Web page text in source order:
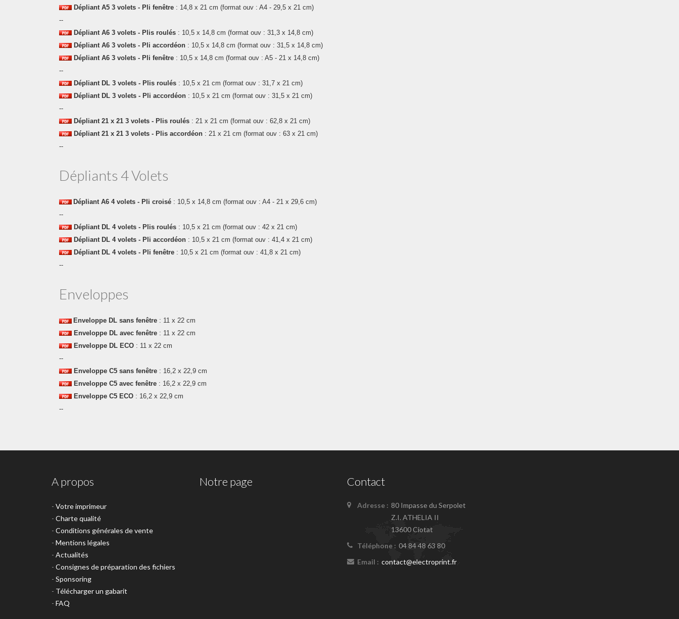
DépliantA5 3 volets - Pli fenêtre : 14,8 x 21 cm (format ouv : A4 - 29,5 x 21 cm)
--
DépliantA6 3 volets - Plis roulés : 10,5 x 14,8 cm (format ouv : 31,3 x 14,8 cm)
DépliantA6 3 volets - Pli accordéon : 10,5 x 14,8 cm (format ouv : 31,5 x 14,8 cm)
DépliantA6 3 volets - Pli fenêtre : 10,5 x 14,8 cm (format ouv : A5 - 21 x 14,8 cm)
--
DépliantDL 3 volets - Plis roulés : 10,5 x 21 cm (format ouv : 31,7 x 21 cm)
DépliantDL 3 volets - Pli accordéon : 10,5 x 21 cm (format ouv : 31,5 x 21 cm)
--
Dépliant21 x 21 3 volets - Plis roulés : 21 x 21 cm (format ouv : 62,8 x 21 cm)
Dépliant21 x 21 3 volets - Plis accordéon : 21 x 21 cm (format ouv : 63 x 21 cm)
--
Dépliants 4 Volets
DépliantA6 4 volets - Pli croisé : 10,5 x 14,8 cm (format ouv : A4 - 21 x 29,6 cm)
--
DépliantDL 4 volets - Plis roulés : 10,5 x 21 cm (format ouv : 42 x 21 cm)
DépliantDL 4 volets - Pli accordéon : 10,5 x 21 cm (format ouv : 41,4 x 21 cm)
DépliantDL 4 volets - Pli fenêtre : 10,5 x 21 cm (format ouv : 41,8 x 21 cm)
--
Enveloppes
Enveloppe DL sans fenêtre : 11 x 22 cm
Enveloppe DL avec fenêtre : 11 x 22 cm
Enveloppe DL ECO : 11 x 22 cm
--
Enveloppe C5 sans fenêtre : 16,2 x 22,9 cm
Enveloppe C5 avec fenêtre : 16,2 x 22,9 cm
Enveloppe C5 ECO : 16,2 x 22,9 cm
--
A propos
- Votre imprimeur
- Charte qualité
- Conditions générales de vente
- Mentions légales
- Actualités
- Consignes de préparation des fichiers
- Sponsoring
- Télécharger un gabarit
- FAQ
Notre page Contact
Adresse : 80 Impasse du Serpolet
Z.I. ATHELIA II
13600 Ciotat
Téléphone : 04 84 48 63 80
Email : contact@electroprint.fr